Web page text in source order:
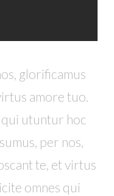
glorificamus
amore tuo.
qui utuntur hoc
per nos,
te, et virtus
omnes qui